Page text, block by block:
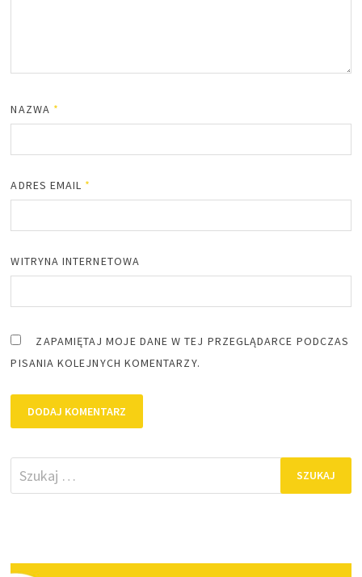
NAZWA *
ADRES EMAIL *
WITRYNA INTERNETOWA
ZAPAMIĘTAJ MOJE DANE W TEJ PRZEGLĄDARCE PODCZAS
PISANIA KOLEJNYCH KOMENTARZY.
Szukaj: